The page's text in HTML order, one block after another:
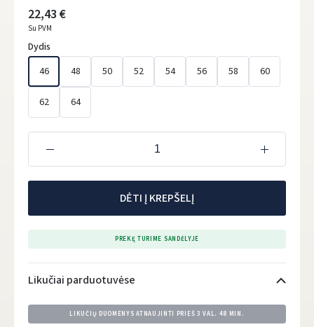
22,43 €
Su PVM
Dydis
46
48 50 52 54 56 58 60
62 64
DĖTI Į KREPŠELĮ
PREKĘ TURIME SANDĖLYJE
Likučiai parduotuvėse
LIKUČIŲ DUOMENYS ATNAUJINTI PRIEŠ 3 VAL. 48 MIN.